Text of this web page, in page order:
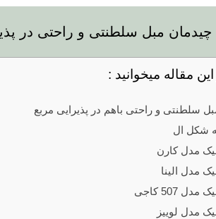
چیدمان مبل سلطنتی و راحتی در
این مقاله میخوانید :
سلطنتی و راحتی باهم در پذیرایی مربع
شکل ال
مدل کارن
مدل الینا
507 کاجی
مدل لوییز